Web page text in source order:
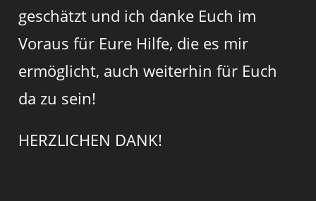
geschätzt und ich danke Euch im
Voraus für Eure Hilfe, die es mir
ermöglicht, auch weiterhin für Euch
da zu sein!
HERZLICHEN DANK!